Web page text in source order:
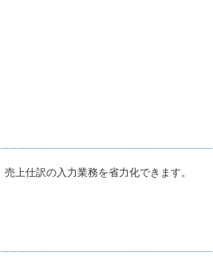
上仕訳の入力業務を省力化できます。